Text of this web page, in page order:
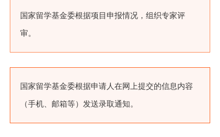
国家留学基金委根据项目申报情况，组织专家评
审。
国家留学基金委根据申请人在网上提交的信息内容
（手机、邮箱等）发送录取通知。